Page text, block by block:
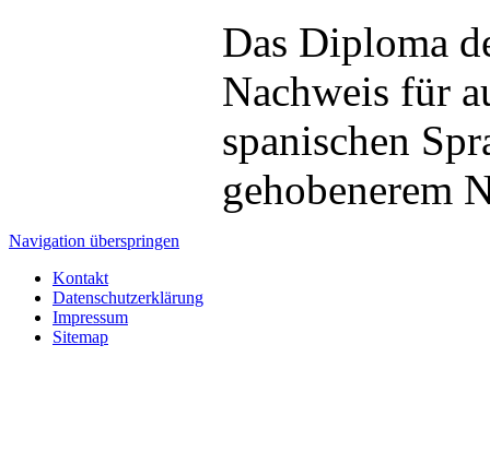
Das Diploma
Nachweis für
spanischen
gehobenerem
Navigation überspringen
Kontakt
Datenschutzerklärung
Impressum
Sitemap